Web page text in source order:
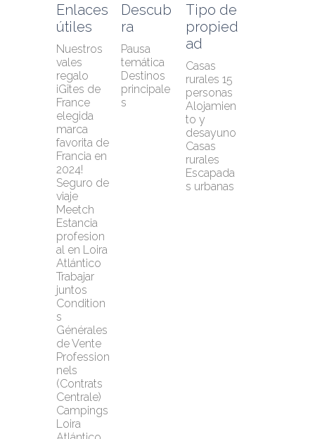
Enlaces
útiles
Nuestros
vales
regalo
¡Gîtes de
France
elegida
marca
favorita de
Francia en
2024!
Seguro de
viaje
Meetch
Estancia
profesion
al en Loira
Atlántico
Trabajar
juntos
Condition
s
Générales
de Vente
Profession
nels
(Contrats
Centrale)
Campings
Loira
Descub
ra
Pausa
temática
Destinos
principale
s
Tipo de
propied
ad
Casas
rurales 15
personas
Alojamien
to y
desayuno
Casas
rurales
Escapada
s urbanas